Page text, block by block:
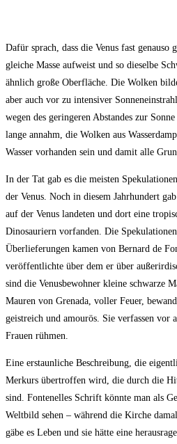
Dafür sprach, dass die Venus fast
gleiche Masse aufweist und so dieselbe
ähnlich große Oberfläche. Die Wolken
aber auch vor zu intensiver
wegen des geringeren Abstandes zur
lange annahm, die Wolken aus
Wasser vorhanden sein und damit alle
In der Tat gab es die meisten
der Venus. Noch in diesem Jahrhundert
auf der Venus landeten und dort eine
Dinosauriern vorfanden. Die
Überlieferungen kamen von Bernard de
veröffentlichte über dem er über
sind die Venusbewohner kleine schwarze
Mauren von Grenada, voller Feuer,
geistreich und amourös. Sie verfassen vor
Frauen rühmen.
Eine erstaunliche Beschreibung, die
Merkurs übertroffen wird, die durch die
sind. Fontenelles Schrift könnte man als
Weltbild sehen – während die Kirche
gäbe es Leben und sie hätte eine